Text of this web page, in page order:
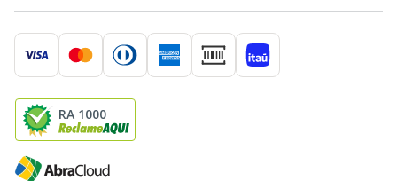
RA 1000